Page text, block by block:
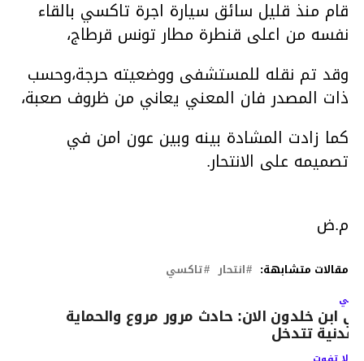
قام منذ قليل سائق سيارة اجرة تاكسي بالقاء
نفسه من اعلى قنطرة مطار تونس قرطاج،
وقد تم نقله للمستشفى ووضعيته حرجة،وحسب
ذات المصدر فان المعني يعاني من ظروف صعبة،
كما زادت المشادة بينه وبين عون امن في
تصميمه على الانتحار.
م.ض
مقالات متشابهة: انتحار تاكسي
ابن خلدون الان: حادث مرور مروع والحماية
تتدخل